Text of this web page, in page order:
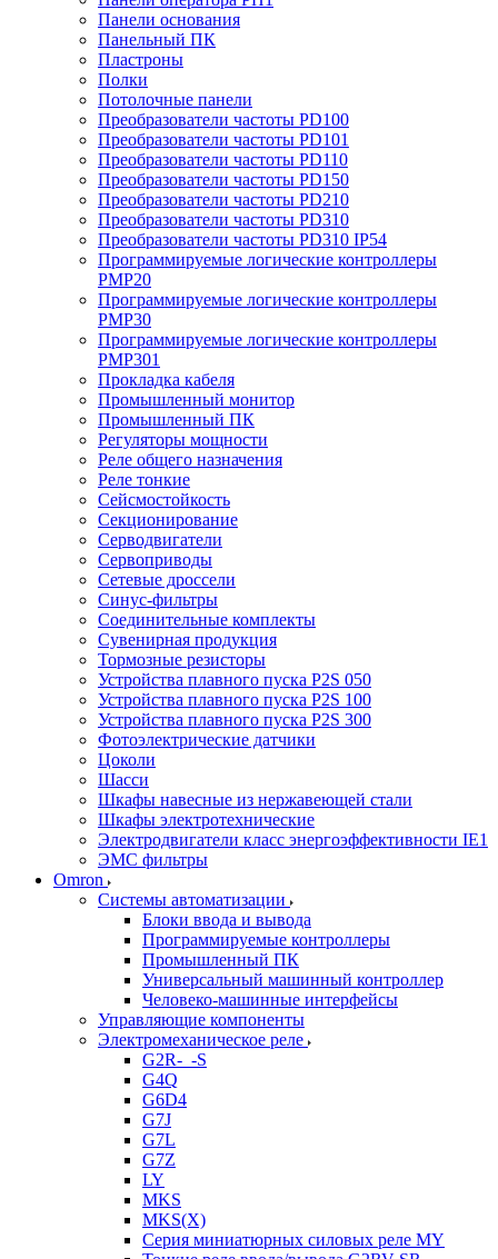
Панели основания
Панельный ПК
Пластроны
Полки
Потолочные панели
Преобразователи частоты PD100
Преобразователи частоты PD101
Преобразователи частоты PD110
Преобразователи частоты PD150
Преобразователи частоты PD210
Преобразователи частоты PD310
Преобразователи частоты PD310 IP54
Программируемые логические контроллеры
PMP20
Программируемые логические контроллеры
PMP30
Программируемые логические контроллеры
PMP301
Прокладка кабеля
Промышленный монитор
Промышленный ПК
Регуляторы мощности
Реле общего назначения
Реле тонкие
Сейсмостойкость
Секционирование
Серводвигатели
Сервоприводы
Сетевые дроссели
Синус-фильтры
Соединительные комплекты
Сувенирная продукция
Тормозные резисторы
Устройства плавного пуска P2S 050
Устройства плавного пуска P2S 100
Устройства плавного пуска P2S 300
Фотоэлектрические датчики
Цоколи
Шасси
Шкафы навесные из нержавеющей стали
Шкафы электротехнические
Электродвигатели класс энергоэффективности IE1
ЭМС фильтры
Omron
Системы автоматизации
Блоки ввода и вывода
Программируемые контроллеры
Промышленный ПК
Универсальный машинный контроллер
Человеко-машинные интерфейсы
Управляющие компоненты
Электромеханическое реле
G2R-_-S
G4Q
G6D4
G7J
G7L
G7Z
LY
MKS
MKS(X)
Серия миниатюрных силовых реле MY